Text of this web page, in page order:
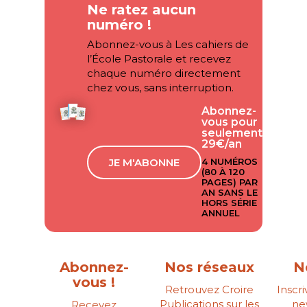
Ne ratez aucun
numéro !
Abonnez-vous à Les cahiers de
l’École Pastorale et recevez
chaque numéro directement
chez vous, sans interruption.
JE M'ABONNE
Abonnez-
vous pour
seulement
29€/an
4 NUMÉROS
(80 À 120
PAGES) PAR
AN SANS LE
HORS SÉRIE
ANNUEL
Abonnez-
vous !
Recevez
Nos réseaux
Retrouvez Croire
Publications sur les